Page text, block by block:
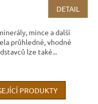
DETAIL
mince a další
průhledné, vhodné
lze také...
PRODUKTY